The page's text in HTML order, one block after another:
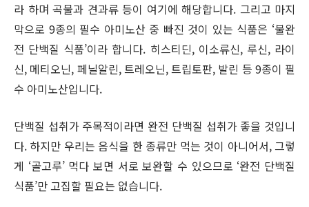
라 하며 곡물과 견과류 등이 여기에 해당합니다. 그리고 마지
막으로 9종의 필수 아미노산 중 빠진 것이 있는 식품은 ‘불완
전 단백질 식품’이라 합니다. 히스티딘, 이소류신, 루신, 라이
신, 메티오닌, 페닐알린, 트레오닌, 트립토판, 발린 등 9종이 필
수 아미노산입니다.
단백질 섭취가 주목적이라면 완전 단백질 섭취가 좋을 것입니
다. 하지만 우리는 음식을 한 종류만 먹는 것이 아니어서, 그렇
게 ‘골고루’ 먹다 보면 서로 보완할 수 있으므로 ‘완전 단백질
식품’만 고집할 필요는 없습니다.